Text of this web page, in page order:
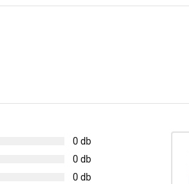
0 db
0 db
0 db